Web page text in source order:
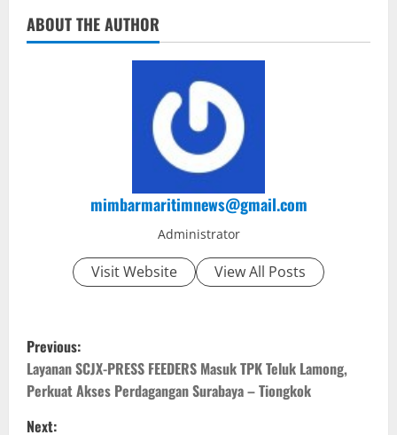
ABOUT THE AUTHOR
mimbarmaritimnews@gmail.com
Administrator
Visit Website View All Posts
P
o
s
Previous:
Layanan SCJX-PRESS FEEDERS Masuk TPK Teluk Lamong,
Perkuat Akses Perdagangan Surabaya – Tiongkok
Next: